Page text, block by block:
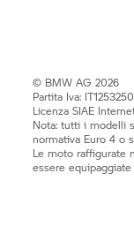
© BMW AG 2026
Partita Iva:
Licenza SIAE
Nota: tutti i modelli
normativa Euro 4 o
Le moto raffigurate
essere